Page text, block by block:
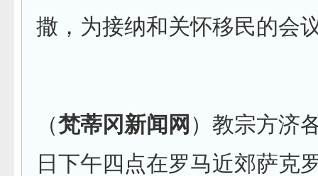
撒，为接纳和关怀移民的会
（梵蒂冈新闻网 ）教宗方济
日下午四点在罗马近郊萨克